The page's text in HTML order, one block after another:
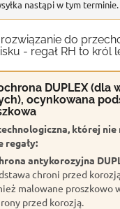
nastąpi w tym terminie.
rozwiązanie do
- regał RH to król
DUPLEX (dla
ocynkowana
której nie
regały:
antykorozyjna
chroni przed
malowane proszkowo
przed korozją.